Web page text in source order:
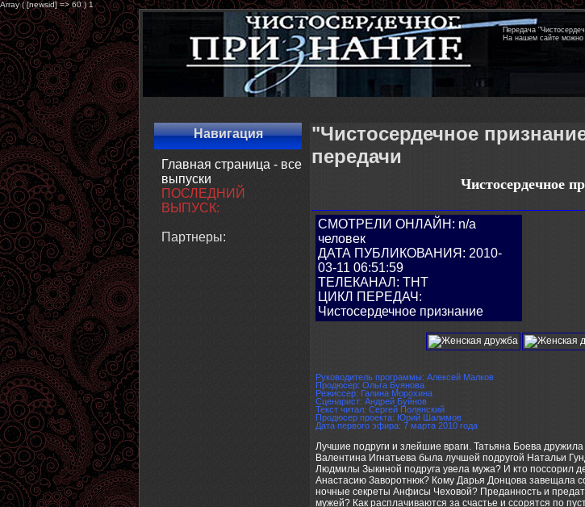
Array ( [newsid] => 60 ) 1
Передача
На нашем сайте можно
Навигация
Главная страница - все
выпуски
ПОСЛЕДНИЙ
ВЫПУСК:
Партнеры:
"Чистосердечное
передачи
Чистосердечное
СМОТРЕЛИ ОНЛАЙН: n/a
человек
ДАТА ПУБЛИКОВАНИЯ: 2010-
03-11 06:51:59
ТЕЛЕКАНАЛ: ТНТ
ЦИКЛ ПЕРЕДАЧ:
Чистосердечное признание
Руководитель программы: Алексей Малков
Продюсер: Ольга Буянова
Режиссер: Галина Морохина
Сценарист: Андрей Буйнов
Текст читал: Сергей Полянский
Продюсер проекта: Юрий Шалимов
Дата первого эфира: 7 марта 2010 года
Лучшие подруги и злейшие враги. Татьяна Боева
Валентина Игнатьева была лучшей подругой Натальи
Людмилы Зыкиной подруга увела мужа? И кто поссорил
Анастасию Заворотнюк? Кому Дарья Донцова завещала
ночные секреты Анфисы Чеховой? Преданность и
мужей? Как расплачиваются за счастье и ссорятся по